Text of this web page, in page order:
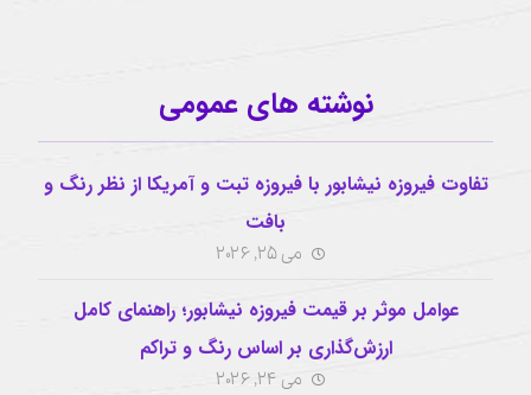
نوشته های عمومی
تفاوت فیروزه نیشابور با فیروزه تبت و آمریکا از نظر رنگ و
بافت
می 25, 2026
عوامل موثر بر قیمت فیروزه نیشابور؛ راهنمای کامل
ارزش‌گذاری بر اساس رنگ و تراکم
می 24, 2026